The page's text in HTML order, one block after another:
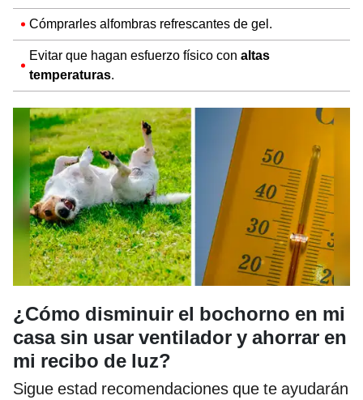
Cómprarles alfombras refrescantes de gel.
Evitar que hagan esfuerzo físico con altas
temperaturas.
¿Cómo disminuir el bochorno en mi
casa sin usar ventilador y ahorrar en
mi recibo de luz?
Sigue estad recomendaciones que te ayudarán